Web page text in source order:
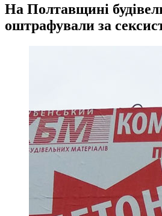
На Полтавщині
оштрафували за